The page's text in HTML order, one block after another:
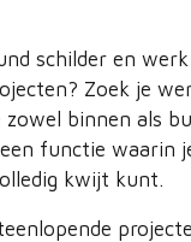
schilder en
Zoek je
binnen als
functie waarin
kwijt kunt.